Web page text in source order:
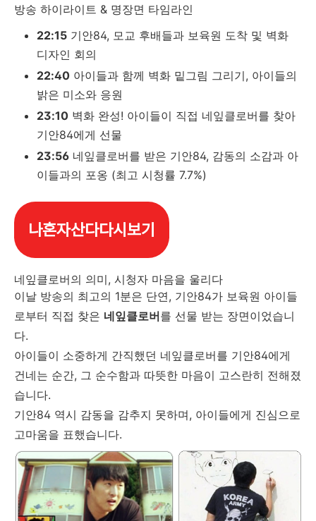
방송 하이라이트 & 명장면 타임라인
22:15 기안84, 모교 후배들과 보육원 도착 및 벽화
디자인 회의
22:40 아이들과 함께 벽화 밑그림 그리기, 아이들의
밝은 미소와 응원
23:10 벽화 완성! 아이들이 직접 네잎클로버를 찾아
기안84에게 선물
23:56 네잎클로버를 받은 기안84, 감동의 소감과 아
이들과의 포옹 (최고 시청률 7.7%)
나혼자산다다시보기
네잎클로버의 의미, 시청자 마음을 울리다
이날 방송의 최고의 1분은 단연, 기안84가 보육원 아이들
로부터 직접 찾은 네잎클로버를 선물 받는 장면이었습니
다.
아이들이 소중하게 간직했던 네잎클로버를 기안84에게
건네는 순간, 그 순수함과 따뜻한 마음이 고스란히 전해졌
습니다.
기안84 역시 감동을 감추지 못하며, 아이들에게 진심으로
고마움을 표했습니다.